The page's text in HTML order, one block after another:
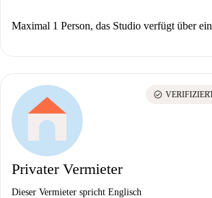
Maximal 1 Person, das Studio verfügt über
Privater Vermieter
Dieser Vermieter spricht Englisch
check_circle